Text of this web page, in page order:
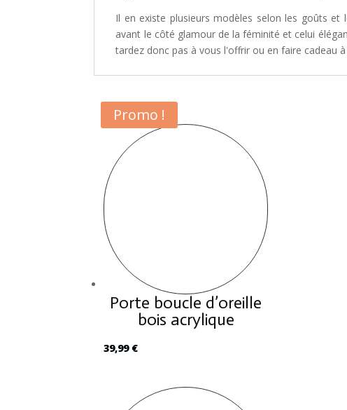
Il en existe plusieurs modèles selon les goûts
avant le côté glamour de la féminité et celui
tardez donc pas à vous l'offrir ou en faire cadeau
Porte boucle d’oreille
bois acrylique
39,99 €
Promo !